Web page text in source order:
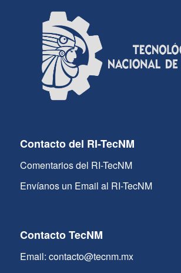
Contacto del RI-TecNM
Comentarios del RI-TecNM
Envíanos un Email al RI-TecNM
Contacto TecNM
Email: contacto@tecnm.mx